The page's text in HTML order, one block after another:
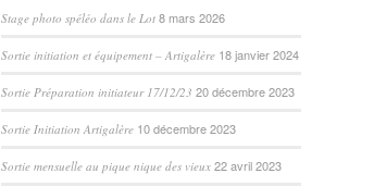
Stage photo spéléo dans le Lot 8 mars 2026
Sortie initiation et équipement – Artigalère 18 janvier 2024
Sortie Préparation initiateur 17/12/23 20 décembre 2023
Sortie Initiation Artigalère 10 décembre 2023
Sortie mensuelle au pique nique des vieux 22 avril 2023